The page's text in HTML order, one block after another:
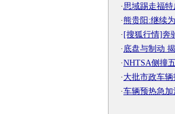
·思域踢走福
·熊贵阳:继续
· [搜狐行情]奔
· 底盘与制动
·NHTSA侧撞
· 大批市政车
·车辆预热急